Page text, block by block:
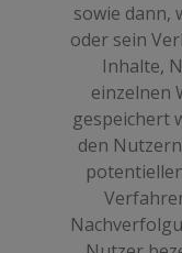
sowie dann,
oder sein
Inhalte,
einzelnen
gespeichert
den